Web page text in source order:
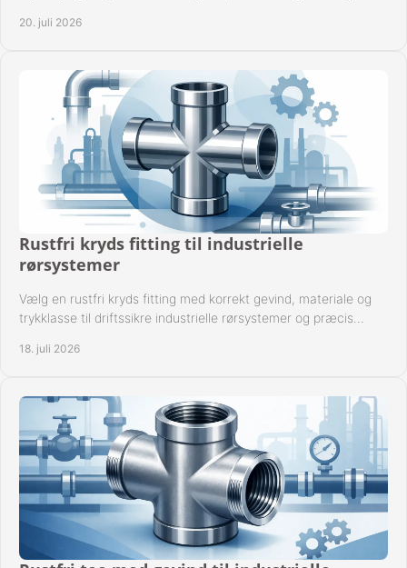
20. juli 2026
Rustfri kryds fitting til industrielle
rørsystemer
Vælg en rustfri kryds fitting med korrekt gevind, materiale og
trykklasse til driftssikre industrielle rørsystemer og præcis
18. juli 2026